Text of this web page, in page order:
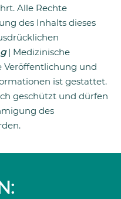
Alle Rechte
des Inhalts dieses
| Medizinische
Veröffentlichung und
ist gestattet.
geschützt und dürfen
des